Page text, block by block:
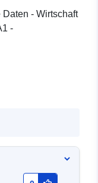
- Wirtschaft
-